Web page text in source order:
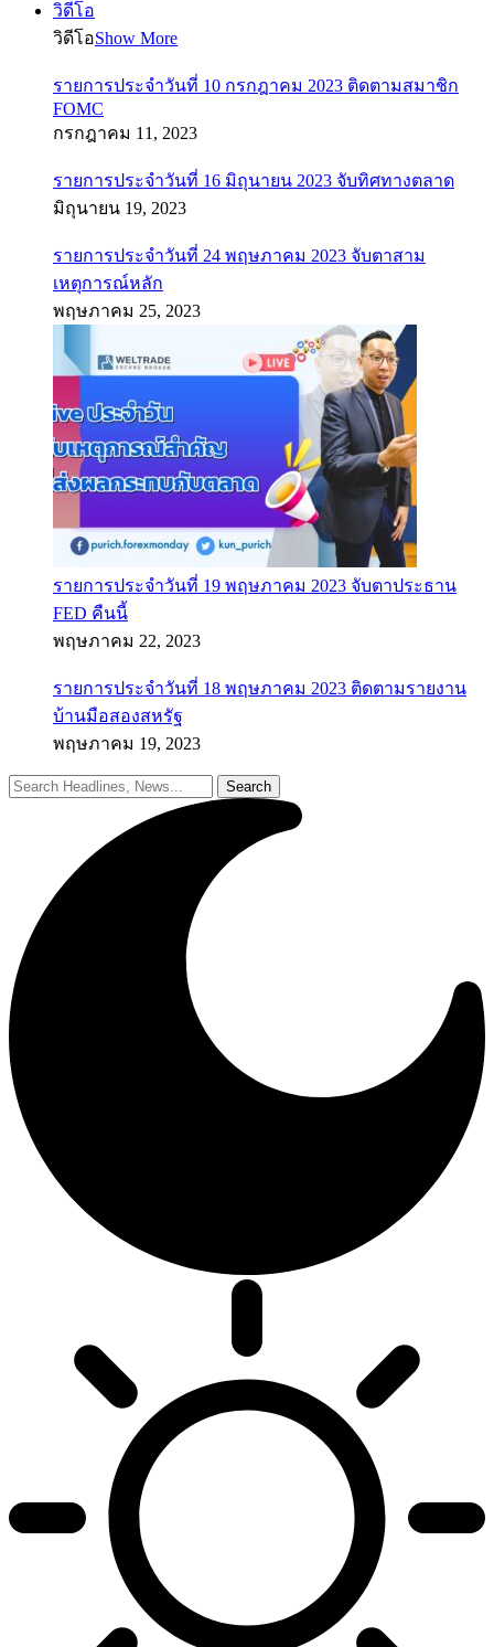
วิดีโอ
วิดีโอShow More
รายการประจำวันที่ 10 กรกฎาคม 2023 ติดตามสมาชิก
FOMC
กรกฎาคม 11, 2023
รายการประจำวันที่ 16 มิถุนายน 2023 จับทิศทางตลาด
มิถุนายน 19, 2023
รายการประจำวันที่ 24 พฤษภาคม 2023 จับตาสาม
เหตุการณ์หลัก
พฤษภาคม 25, 2023
รายการประจำวันที่ 19 พฤษภาคม 2023 จับตาประธาน
FED คืนนี้
พฤษภาคม 22, 2023
รายการประจำวันที่ 18 พฤษภาคม 2023 ติดตามรายงาน
บ้านมือสองสหรัฐ
พฤษภาคม 19, 2023